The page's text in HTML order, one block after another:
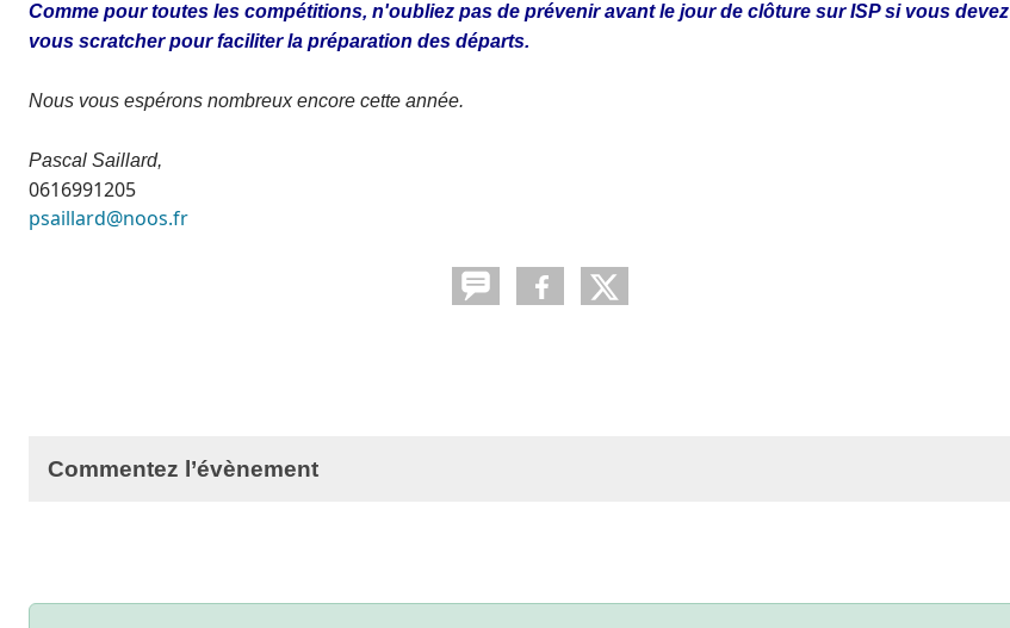
Comme pour toutes les compétitions, n'oubliez pas de prévenir avant le jour de clôture sur ISP si vous devez
vous scratcher pour faciliter la préparation des départs.
Nous vous espérons nombreux encore cette année.
Pascal Saillard,
0616991205
psaillard@noos.fr
Commentez l’évènement